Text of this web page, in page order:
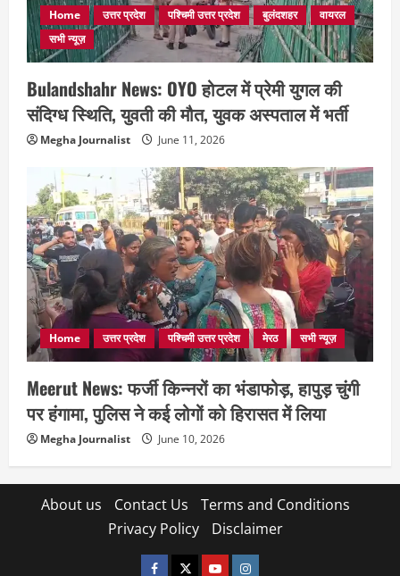
Home उत्तर प्रदेश पश्चिमी उत्तर प्रदेश बुलंदशहर
वायरल
सभी न्यूज़
Bulandshahr News: OYO होटल में प्रेमी युगल की
संदिग्ध स्थिति, युवती की मौत, युवक अस्पताल में भर्ती
Megha Journalist June 11, 2026
Home उत्तर प्रदेश पश्चिमी उत्तर प्रदेश मेरठ सभी न्यूज़
Meerut News: फर्जी किन्नरों का भंडाफोड़, हापुड़ चुंगी
पर हंगामा, पुलिस ने कई लोगों को हिरासत में लिया
Megha Journalist June 10, 2026
About us Contact Us
Terms and Conditions
Privacy Policy
Disclaimer
facebooktwitterYOUTUBE
instagram